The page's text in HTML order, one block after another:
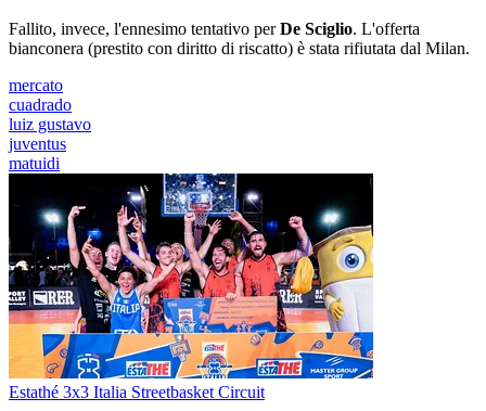
Fallito, invece, l'ennesimo tentativo perDe Sciglio. L'offerta
bianconera (prestito con diritto di riscatto) è stata rifiutata dal Milan.
mercato
cuadrado
luiz gustavo
juventus
matuidi
Estathé 3x3 Italia Streetbasket Circuit